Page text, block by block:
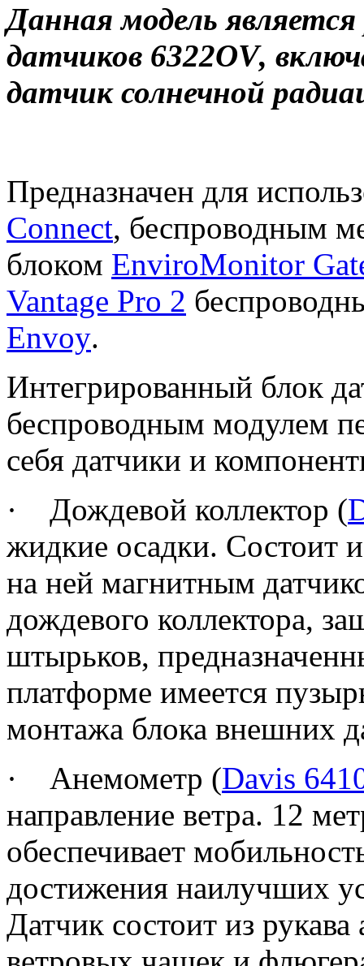
Данная модель
датчиков 6322OV,
датчик солнечной
Предназначен для
Connect, беспроводным
блоком EnviroMonitor
Vantage Pro 2
Envoy.
Интегрированный блок
беспроводным модулем
себя датчики и
·
Дождевой коллектор (
жидкие осадки. Состоит
на ней магнитным
дождевого коллектора,
штырьков,
платформе имеется
монтажа блока внешних
·
Анемометр (Davis
направление ветра. 12
обеспечивает
достижения наилучших
Датчик состоит из